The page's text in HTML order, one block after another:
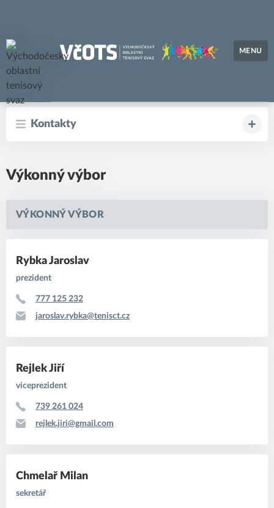
Východočeský oblastní tenisový svaz
MENU
Kontakty
Výkonný výbor
VÝKONNÝ VÝBOR
Rybka Jaroslav
prezident
777 125 232
jaroslav.rybka@tenisct.cz
Rejlek Jiří
viceprezident
739 261 024
rejlek.jiri@gmail.com
Chmelař Milan
sekretář